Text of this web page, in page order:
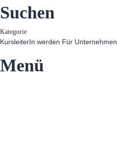
Suchen
Kategorie
KursleiterIn werden Für Unternehmen
Menü